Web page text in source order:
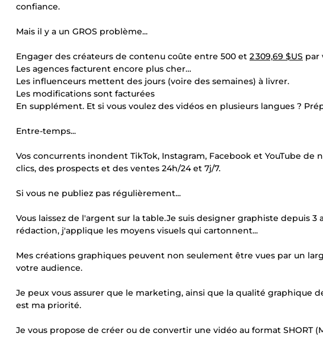
confiance.
Mais il y a un GROS problème...
Engager des créateurs de contenu coûte entre 500 et 2 309,69 $US par
Les agences facturent encore plus cher…
Les influenceurs mettent des jours (voire des semaines) à livrer.
Les modifications sont facturées
En supplément. Et si vous voulez des vidéos en plusieurs langues ?
Entre-temps...
Vos concurrents inondent TikTok, Instagram, Facebook et YouTube
clics, des prospects et des ventes 24h/24 et 7j/7.
Si vous ne publiez pas régulièrement...
Vous laissez de l'argent sur la table.Je suis designer graphiste depuis 3
rédaction, j'applique les moyens visuels qui cartonnent...
Mes créations graphiques peuvent non seulement être vues par un
votre audience.
Je peux vous assurer que le marketing, ainsi que la qualité graphique
est ma priorité.
Je vous propose de créer ou de convertir une vidéo au format SHORT